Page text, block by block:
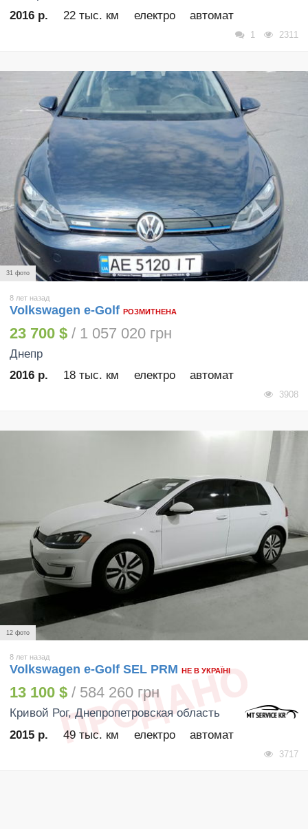
2016 р.
22 тыс. км електро автомат
1 2311
31 фото
8 лет назад
Volkswagen e-Golf РОЗМИТНЕНА
23 700 $ / 1 057 020 грн
Днепр
2016 р.
18 тыс. км електро автомат
3908
12 фото
8 лет назад
Volkswagen e-Golf SEL PRM НЕ В УКРАЇНІ
13 100 $ / 584 260 грн
Кривой Рог, Днепропетровская область
2015 р.
49 тыс. км електро автомат
3717